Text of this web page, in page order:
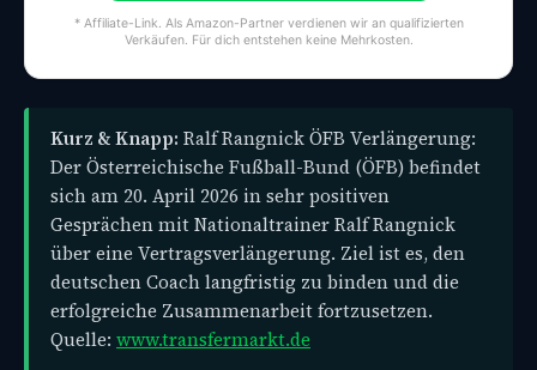
* Affiliate-Link. Als Amazon-Partner verdienen wir an qualifizierten
Verkäufen. Für dich entstehen keine Mehrkosten.
Kurz & Knapp: Ralf Rangnick ÖFB Verlängerung:
Der Österreichische Fußball-Bund (ÖFB) befindet
sich am 20. April 2026 in sehr positiven
Gesprächen mit Nationaltrainer Ralf Rangnick
über eine Vertragsverlängerung. Ziel ist es, den
deutschen Coach langfristig zu binden und die
erfolgreiche Zusammenarbeit fortzusetzen.
Quelle: www.transfermarkt.de